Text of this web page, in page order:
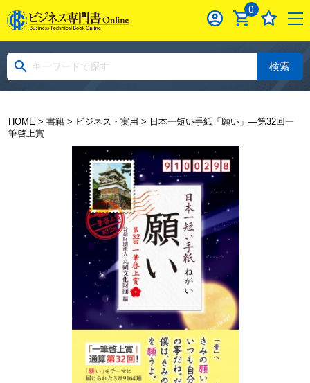
0
検索
HOME> 書籍> ビジネス・実用 > 日本一短い手紙「願い」―第32回一
筆啓上賞